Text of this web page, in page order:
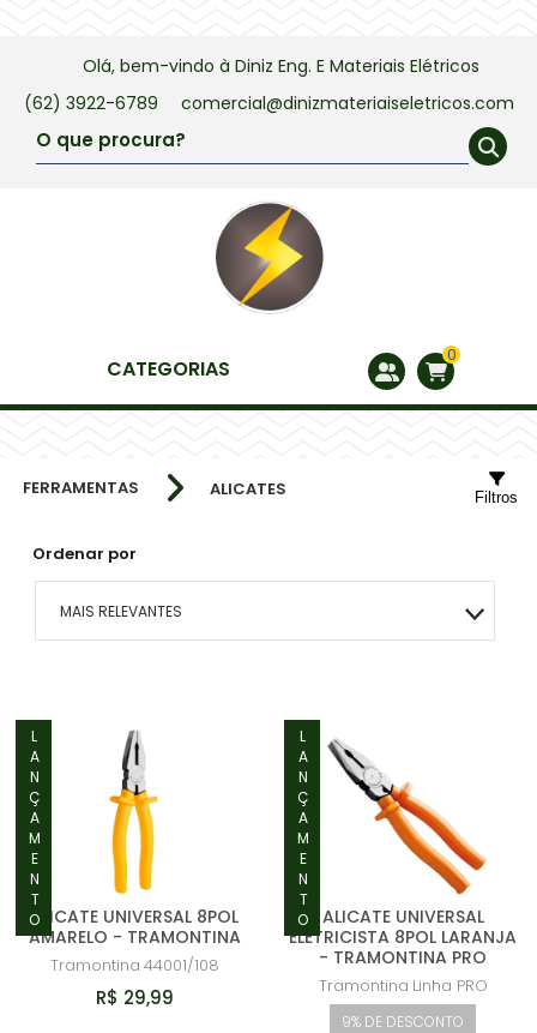
Olá, bem-vindo à Diniz Eng. E Materiais Elétricos
(62) 3922-6789
comercial@dinizmateriaiseletricos.com
CATEGORIAS 0
FERRAMENTAS ALICATES
Ordenar por
MAIS RELEVANTES
MENOR PREÇO
MAIOR PREÇO
Filtros
LANÇAMENTO
ALICATE UNIVERSAL 8POL
AMARELO - TRAMONTINA
Tramontina 44001/108
R$ 29,99
LANÇAMENTO ALICATE UNIVERSAL
ELETRICISTA 8POL LARANJA
- TRAMONTINA PRO
Tramontina Linha PRO
9% DE DESCONTO